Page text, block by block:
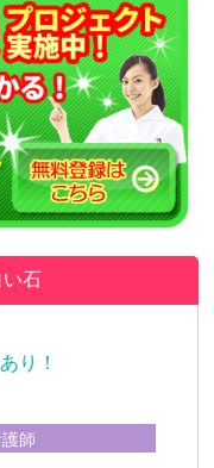
石
り！
師